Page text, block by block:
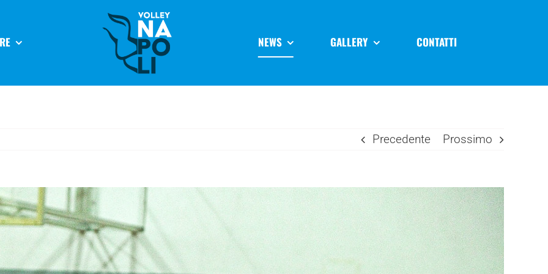
NEWS GALLERY CONTATTI
Precedente Prossimo